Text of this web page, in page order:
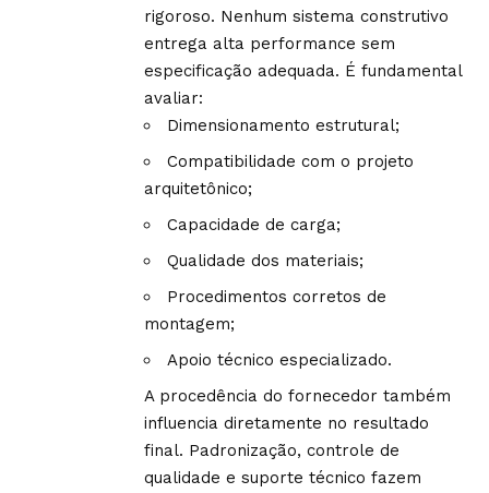
rigoroso. Nenhum sistema construtivo
entrega alta performance sem
especificação adequada. É fundamental
avaliar:
Dimensionamento estrutural;
Compatibilidade com o projeto
arquitetônico;
Capacidade de carga;
Qualidade dos materiais;
Procedimentos corretos de
montagem;
Apoio técnico especializado.
A procedência do fornecedor também
influencia diretamente no resultado
final. Padronização, controle de
qualidade e suporte técnico fazem